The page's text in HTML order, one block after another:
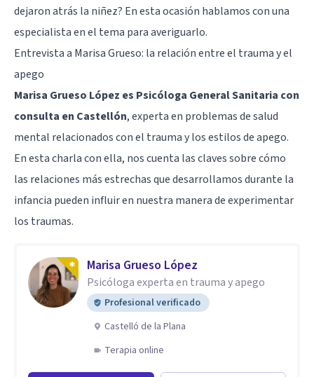
dejaron atrás la niñez? En esta ocasión hablamos con una
especialista en el tema para averiguarlo.
Entrevista a Marisa Grueso: la relación entre el trauma y el
apego
Marisa Grueso López es Psicóloga General Sanitaria con
consulta en Castellón, experta en problemas de salud
mental relacionados con el trauma y los estilos de apego.
En esta charla con ella, nos cuenta las claves sobre cómo
las relaciones más estrechas que desarrollamos durante la
infancia pueden influir en nuestra manera de experimentar
los traumas.
Marisa Grueso López
Psicóloga experta en trauma y apego
Profesional verificado
Castelló de la Plana
Terapia online